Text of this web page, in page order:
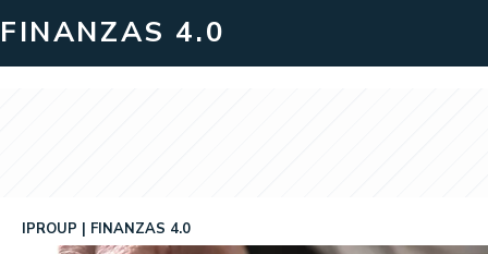
FINANZAS 4.0
IPROUP FINANZAS 4.0